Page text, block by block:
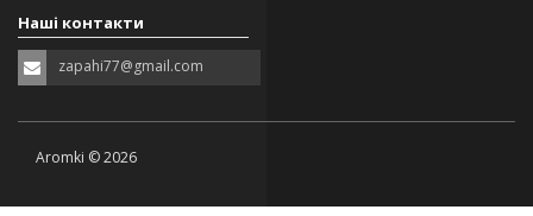
Наші контакти
zapahi77@gmail.com
Aromki © 2026